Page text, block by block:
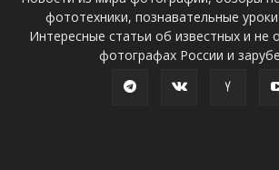
фототехники, познавательные
Интересные статьи об известных и не
фотографах России и